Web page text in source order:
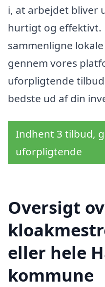
i, at arbejdet bliver
hurtigt og effektivt.
sammenligne
gennem vores
uforpligtende
bedste ud af din
Indhent 3 tilbud,
uforpligtende
Oversigt
eller hele
kommune